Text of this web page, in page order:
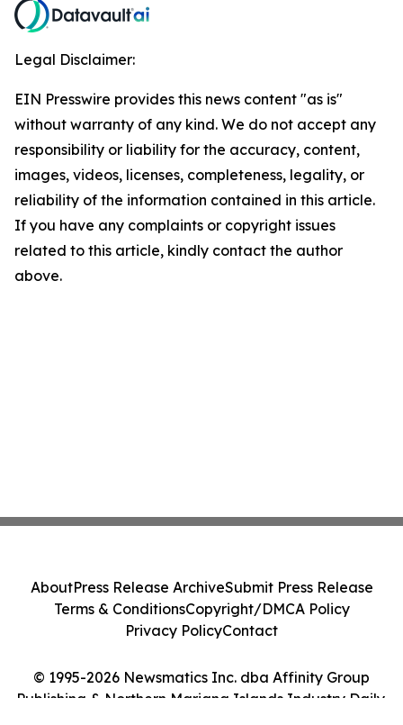
Legal Disclaimer:
EIN Presswire provides this news content "as is"
without warranty of any kind. We do not accept any
responsibility or liability for the accuracy, content,
images, videos, licenses, completeness, legality, or
reliability of the information contained in this article.
If you have any complaints or copyright issues
related to this article, kindly contact the author
above.
© 1995-2026 Newsmatics Inc. dba Affinity Group
Publishing & Northern Mariana Islands Industry Daily.
AboutPress Release ArchiveSubmit Press Release
Terms & ConditionsCopyright/DMCA Policy
Privacy PolicyContact